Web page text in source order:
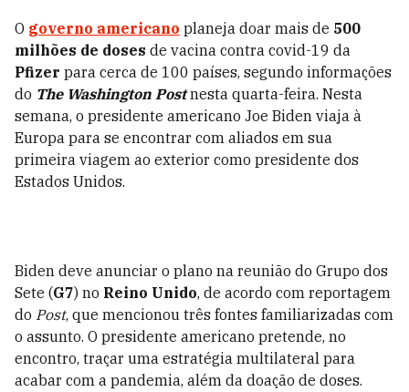
O governo americano planeja doar mais de 500
milhões de doses de vacina contra covid-19 da
Pfizer para cerca de 100 países, segundo informações
do The Washington Postnesta quarta-feira. Nesta
semana, o presidente americano Joe Biden viaja à
Europa para se encontrar com aliados em sua
primeira viagem ao exterior como presidente dos
Estados Unidos.
Biden deve anunciar o plano na reunião do Grupo dos
Sete (G7) no Reino Unido, de acordo com reportagem
do Post, que mencionou três fontes familiarizadas com
o assunto. O presidente americano pretende, no
encontro, traçar uma estratégia multilateral para
acabar com a pandemia, além da doação de doses.